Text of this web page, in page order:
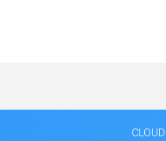
CLOUD